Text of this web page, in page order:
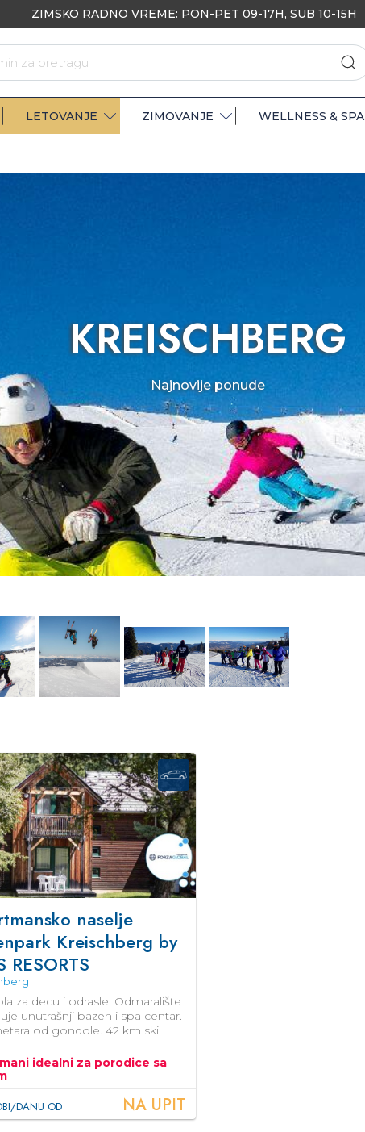
ZIMSKO RADNO VREME: PON-PET 09-17H, SUB 10-15H
LETOVANJE ZIMOVANJE WELLNESS & SPA
KREISCHBERG
Najnovije ponude
naselje
Kreischberg by
RESORTS
za decu i odrasle. Odmaralište
unutrašnji bazen i spa centar.
od gondole. 42 km ski
idealni za porodice sa
DANU OD NA UPIT